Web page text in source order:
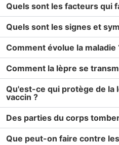
Quels sont les facteurs qui
Quels sont les signes et
Comment évolue la maladie
Comment la lèpre se
Qu'est-ce qui protège de la
vaccin ?
Des parties du corps
Que peut-on faire contre